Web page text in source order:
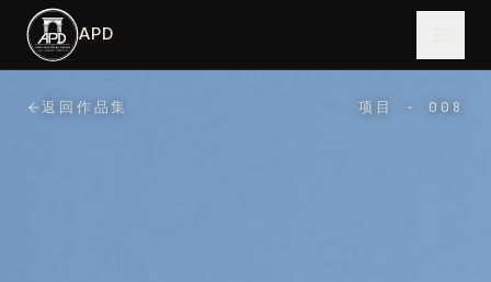
跳到主内容
APD
返回作品集 项目 · 008